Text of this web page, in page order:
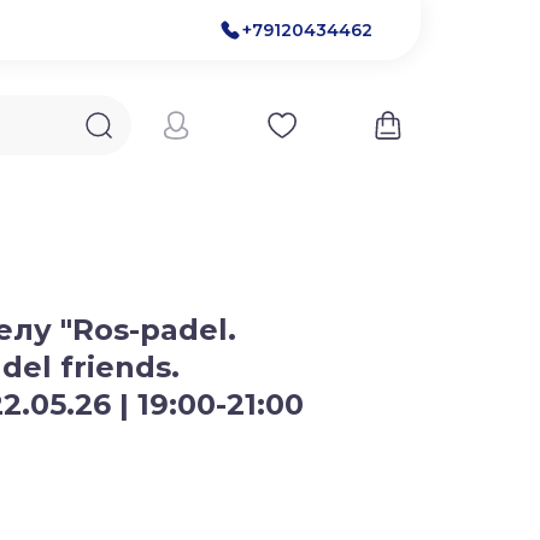
+79120434462
"Ros-padel.
friends.
| 19:00-21:00